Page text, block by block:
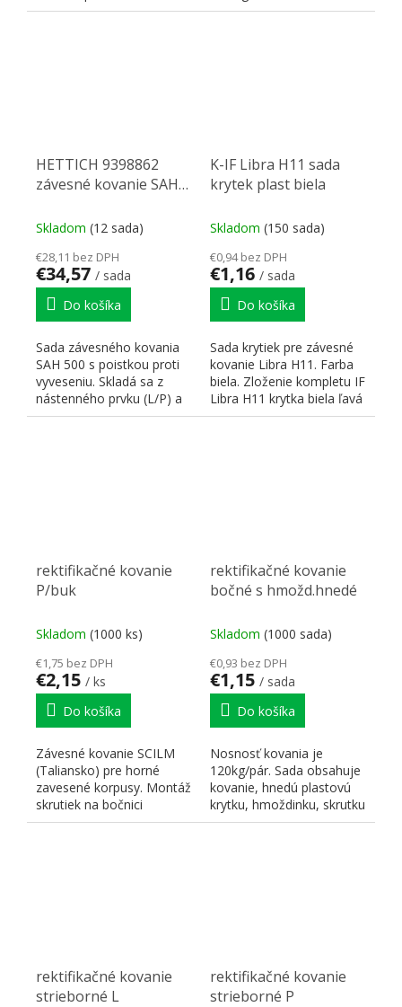
do bočnice korpusu.
HETTICH 9398862
závesné kovanie SAH
vyvěšení
Skladom (12 sada)
€28,11 bez DPH
€34,57 / sada
Do košíka
Sada závesného kovania
SAH 500 s poistkou proti
vyveseniu. Skladá sa z
nástenného prvku (L/P) a
korpusového prvku...
K-IF Libra H11 sada
krytek plast biela
Skladom (150 sada)
€0,94 bez DPH
€1,16 / sada
Do košíka
Sada krytiek pre závesné
kovanie Libra H11. Farba
biela. Zloženie kompletu IF
Libra H11 krytka biela ľavá
| 474972 |...
rektifikačné kovanie
P/buk
Skladom (1000 ks)
€1,75 bez DPH
€2,15 / ks
Do košíka
Závesné kovanie SCILM
(Taliansko) pre horné
zavesené korpusy. Montáž
skrutiek na bočnici
korpusu. Nosnosť 70
rektifikačné kovanie
bočné s hmožd.hnedé
Skladom (1000 sada)
€0,93 bez DPH
€1,15 / sada
Do košíka
Nosnosť kovania je
120kg/pár. Sada obsahuje
kovanie, hnedú plastovú
krytku, hmoždinku, skrutku
na ukotvenie do steny...
rektifikačné kovanie
strieborné L
rektifikačné kovanie
strieborné P